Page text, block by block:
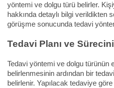
yöntemi ve dolgu türü belirler.
hakkında detaylı bilgi verildikten
görüşme sonucunda tedavi
Tedavi Planı ve
Tedavi yöntemi ve dolgu türünün
belirlenmesinin ardından bir
belirlenir. Yapılacak tedaviye